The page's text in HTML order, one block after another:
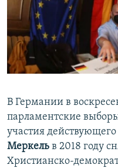
ПРОПАВШИЕ БЕЗ ВЕСТИ
ПОБЕДИТЕЛЕЙ НЕ СУДЯТ?
КРЫМ.НЕПОКОРЕННЫЙ
ELIFBE
ПРИСОЕДИНЯЙТЕСЬ!
Все сайты RFE/RL
В Германии в
парламентские
участия
Меркель в 2018 году
Христианско-